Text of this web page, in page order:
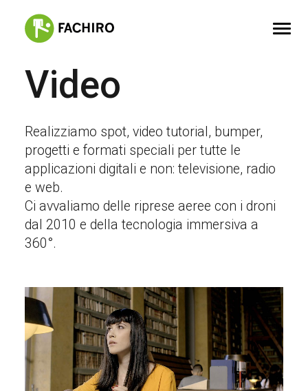
FACHIRO
SERVIZI
PORTFOLIO
CONTATTI
Video
Realizziamo spot, video tutorial, bumper,
progetti e formati speciali per tutte le
applicazioni digitali e non: televisione, radio
e web.
Ci avvaliamo delle riprese aeree con i droni
dal 2010 e della tecnologia immersiva a
360°.